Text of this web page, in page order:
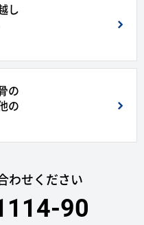
し
の
の
わせください
90